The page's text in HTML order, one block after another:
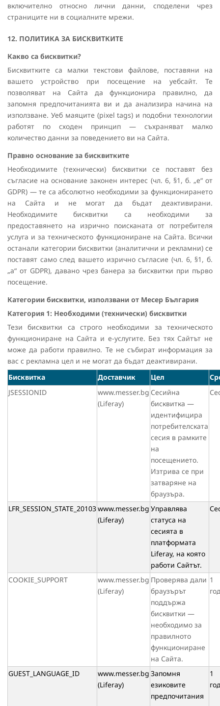
включително относно лични данни, споделени чрез
страниците ни в социалните мрежи.
12. ПОЛИТИКА ЗА БИСКВИТКИТЕ
Какво са бисквитки?
Бисквитките са малки текстови файлове, поставяни на
вашето устройство при посещение на уебсайт. Те
позволяват на Сайта да функционира правилно, да
запомня предпочитанията ви и да анализира начина на
използване. Уеб маяците (pixel tags) и подобни технологии
работят по сходен принцип — съхраняват малко
количество данни за поведението ви на Сайта.
Правно основание за бисквитките
Необходимите (технически) бисквитки се поставят без
съгласие на основание законен интерес (чл. 6, §1, б. „е“ от
GDPR) — те са абсолютно необходими за функционирането
на Сайта и не могат да бъдат деактивирани.
Необходимите бисквитки са необходими за
предоставянето на изрично поисканата от потребителя
услуга и за техническото функциониране на Сайта. Всички
останали категории бисквитки (аналитични и рекламни) се
поставят само след вашето изрично съгласие (чл. 6, §1, б.
„а“ от GDPR), давано чрез банера за бисквитки при първо
посещение.
Категории бисквитки, използвани от Месер България
Категория 1: Необходими (технически) бисквитки
Тези бисквитки са строго необходими за техническото
функциониране на Сайта и е-услугите. Без тях Сайтът не
може да работи правилно. Те не събират информация за
вас с рекламна цел и не могат да бъдат деактивирани.
Бисквитка
Доставчик Цел
JSESSIONID
www.messer.bg
(Liferay)
Сесийна
бисквитка —
идентифицира
потребителската
сесия в рамките
на
посещението.
Изтрива се при
затваряне на
браузъра.
LFR_SESSION_STATE_20103www.messer.bg
(Liferay)
Управлява
статуса на
сесията в
платформата
Liferay, на която
работи Сайтът.
COOKIE_SUPPORT
www.messer.bg
(Liferay)
Проверява дали
браузърът
поддържа
бисквитки —
необходимо за
правилното
функциониране
на Сайта.
1
GUEST_LANGUAGE_ID
www.messer.bg
(Liferay)
Запомня
езиковите
предпочитания
1